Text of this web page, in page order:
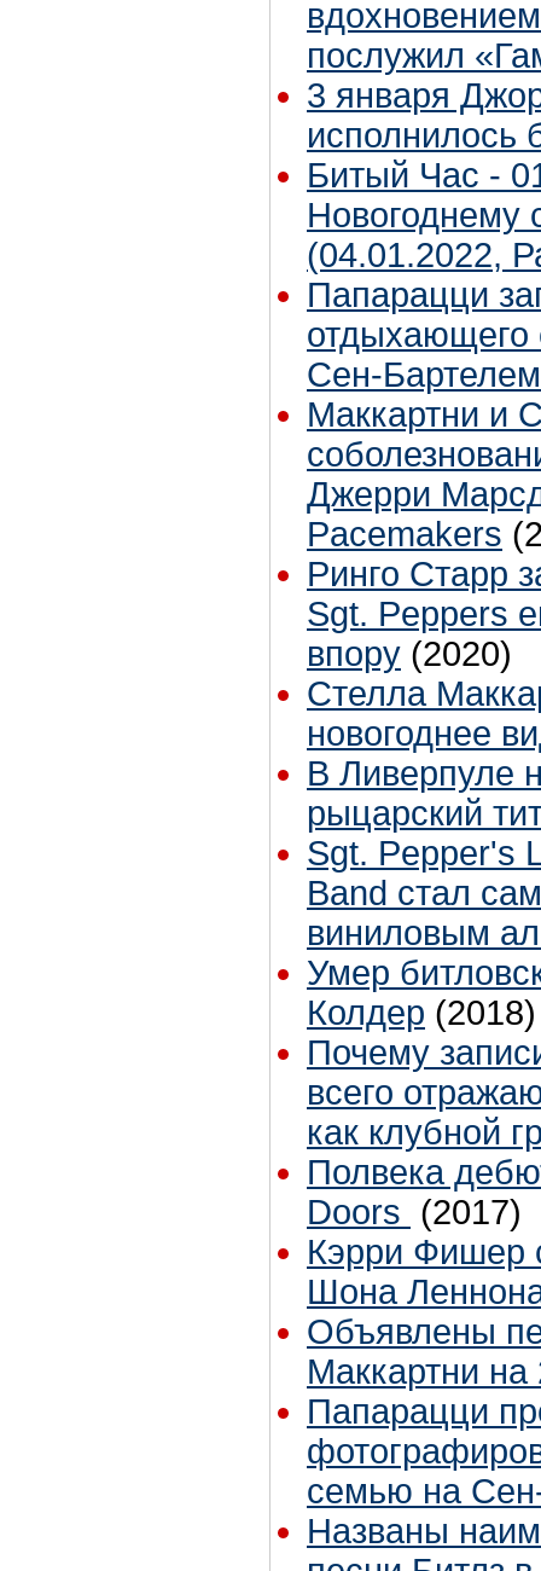
послужил
3 января
исполнилось
Битый Час -
Новогоднему
(04.01.2022,
Папарацци
отдыхающего
Сен-
Маккартни и
Джерри
Pacemakers
Ринго Старр
Sgt. Peppers
впору (2020)
Стелла
новогоднее
В Ливерпуле
рыцарский
Sgt. Pepper's
Band стал
виниловым
Умер
Колдер (2018)
Почему
всего
как клубной
Полвека
Doors (2017)
Кэрри Фишер
Шона
Объявлены
Маккартни на
Папарацци
семью на
Названы